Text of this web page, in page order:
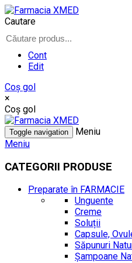
Cautare
Cont
Edit
Coş gol
×
Coş gol
Toggle navigation
Meniu
Meniu
CATEGORII PRODUSE
Preparate în FARMACIE
Unguente
Creme
Soluții
Capsule,
Săpunuri
Șampoane